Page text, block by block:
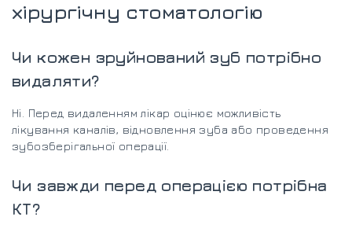
хірургічну стоматологію
Чи кожен зруйнований зуб потрібно
видаляти?
Ні. Перед видаленням лікар оцінює можливість
лікування каналів, відновлення зуба або проведення
зубозберігальної операції.
Чи завжди перед операцією потрібна
КТ?